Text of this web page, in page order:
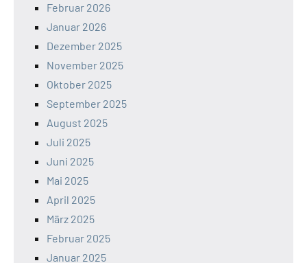
Februar 2026
Januar 2026
Dezember 2025
November 2025
Oktober 2025
September 2025
August 2025
Juli 2025
Juni 2025
Mai 2025
April 2025
März 2025
Februar 2025
Januar 2025